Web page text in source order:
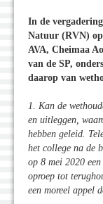
In de
Natuur (RVN) op
AVA, Cheimaa
van de SP,
daarop van
1. Kan de
en uitleggen,
hebben geleid.
het college na de
op 8 mei 2020
oproep tot
een moreel appel